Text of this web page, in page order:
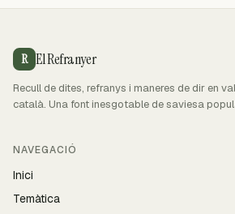
R El Refranyer
Recull de dites, refranys i maneres de dir en
català. Una font inesgotable de saviesa
NAVEGACIÓ
Inici
Temàtica